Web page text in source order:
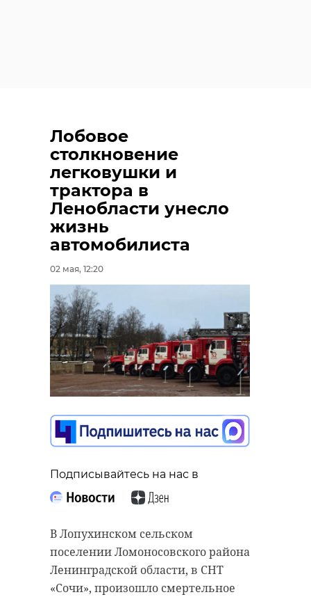
Лобовое
столкновение
легковушки и
трактора в
Ленобласти унесло
жизнь
автомобилиста
02 мая, 12:20
Подписывайтесь на нас в
В Лопухинском сельском
поселении Ломоносовского района
Ленинградской области, в СНТ
«Сочи», произошло смертельное